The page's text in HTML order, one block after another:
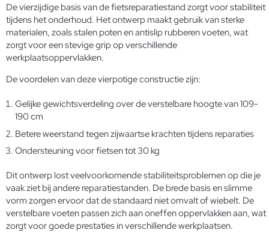
De vierzijdige basis van de fietsreparatiestand zorgt voor stabiliteit
tijdens het onderhoud. Het ontwerp maakt gebruik van sterke
materialen, zoals stalen poten en antislip rubberen voeten, wat
zorgt voor een stevige grip op verschillende
werkplaatsoppervlakken.
De voordelen van deze vierpotige constructie zijn:
Gelijke gewichtsverdeling over de verstelbare hoogte van 109-
190 cm
Betere weerstand tegen zijwaartse krachten tijdens reparaties
Ondersteuning voor fietsen tot 30 kg
Dit ontwerp lost veelvoorkomende stabiliteitsproblemen op die je
vaak ziet bij andere reparatiestanden. De brede basis en slimme
vorm zorgen ervoor dat de standaard niet omvalt of wiebelt. De
verstelbare voeten passen zich aan oneffen oppervlakken aan, wat
zorgt voor goede prestaties in verschillende werkplaatsen.